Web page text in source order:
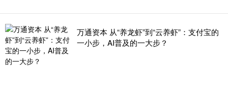
万通资本 从“养龙虾”到“云养虾”：支付宝的
一小步，AI普及的一大步？